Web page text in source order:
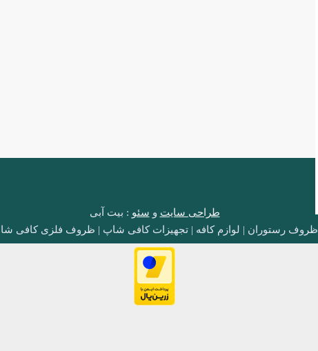
طراحی سایت و سئو : بیت آبی
ظروف رستوران | لوازم کافه | تجهیزات کافی شاپ | ظروف فلزی کافی